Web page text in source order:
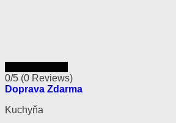
0/5 (0 Reviews)
Doprava Zdarma
Kuchyňa